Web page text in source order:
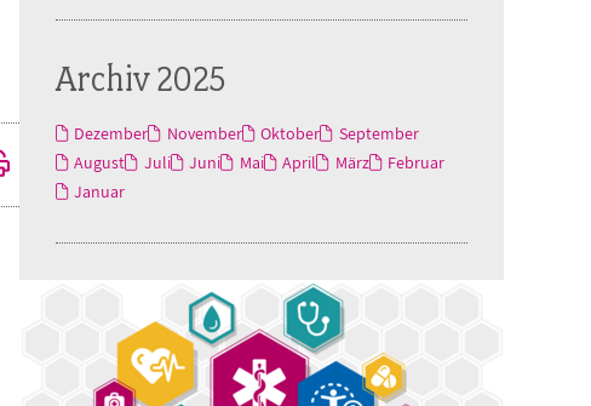
Archiv 2025
Dezember November Oktober
September
August
Juli Juni Mai April März
Februar
Januar